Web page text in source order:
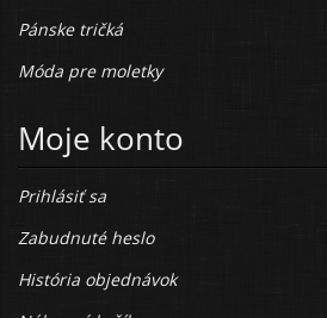
Pánske tričká
Móda pre moletky
Moje konto
Prihlásiť sa
Zabudnuté heslo
História objednávok